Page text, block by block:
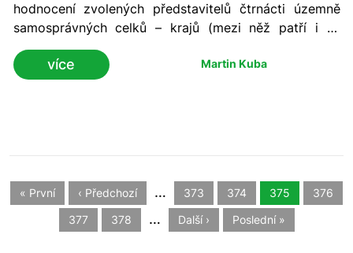
hodnocení zvolených představitelů čtrnácti územně
samosprávných celků – krajů (mezi něž patří i hl.
město Praha) ukazuje, že nejlépe si vede hejtman
Jihočeského kraje a předseda Asociace krajů ČR
Martin Kuba (ODS) s aktuálním ziskem 45,2%
více Martin Kuba
« První ‹ Předchozí … 373 374 375 376
377 378 … Další › Poslední »